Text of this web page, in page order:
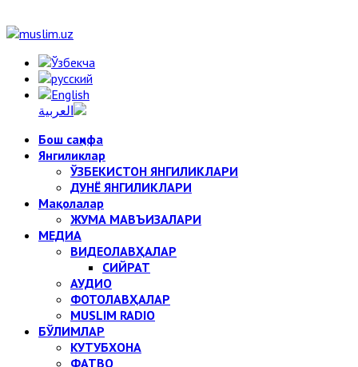
Бош саҳифа
Янгиликлар
ЎЗБЕКИСТОН ЯНГИЛИКЛАРИ
ДУНЁ ЯНГИЛИКЛАРИ
Мақолалар
ЖУМА МАВЪИЗАЛАРИ
МЕДИА
ВИДЕОЛАВҲАЛАР
СИЙРАТ
АУДИО
ФОТОЛАВҲАЛАР
MUSLIM RADIO
БЎЛИМЛАР
КУТУБХОНА
ФАТВО